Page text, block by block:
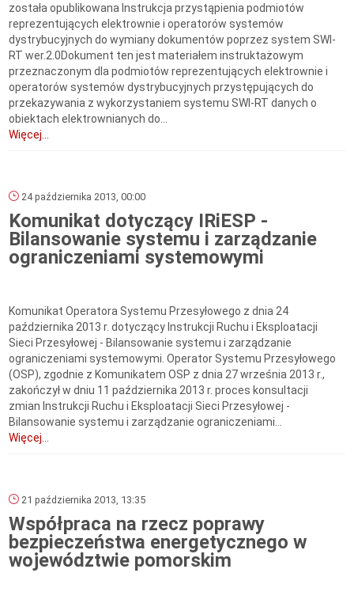
została opublikowana Instrukcja przystąpienia podmiotów
reprezentujących elektrownie i operatorów systemów
dystrybucyjnych do wymiany dokumentów poprzez system SWI-
RT wer.2.0Dokument ten jest materiałem instruktażowym
przeznaczonym dla podmiotów reprezentujących elektrownie i
operatorów systemów dystrybucyjnych przystępujących do
przekazywania z wykorzystaniem systemu SWI-RT danych o
obiektach elektrownianych do...
Więcej...
24 października 2013, 00:00
Komunikat dotyczący IRiESP -
Bilansowanie systemu i zarządzanie
ograniczeniami systemowymi
Komunikat Operatora Systemu Przesyłowego z dnia 24
października 2013 r. dotyczący Instrukcji Ruchu i Eksploatacji
Sieci Przesyłowej - Bilansowanie systemu i zarządzanie
ograniczeniami systemowymi. Operator Systemu Przesyłowego
(OSP), zgodnie z Komunikatem OSP z dnia 27 września 2013 r.,
zakończył w dniu 11 października 2013 r. proces konsultacji
zmian Instrukcji Ruchu i Eksploatacji Sieci Przesyłowej -
Bilansowanie systemu i zarządzanie ograniczeniami...
Więcej...
21 października 2013, 13:35
Współpraca na rzecz poprawy
bezpieczeństwa energetycznego w
województwie pomorskim